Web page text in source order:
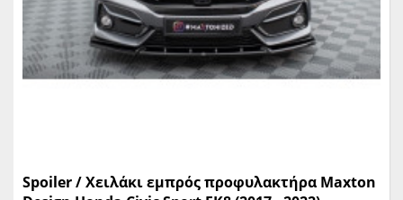
Spoiler / Χειλάκι εμπρός προφυλακτήρα Maxton